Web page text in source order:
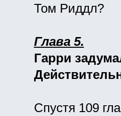
Том Риддл?
Глава 5.
Гарри
Спустя 109